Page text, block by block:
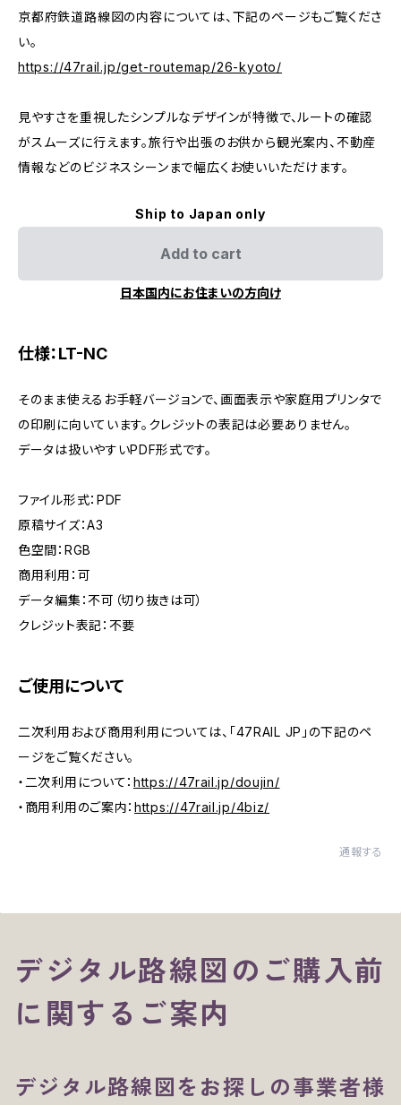
京都府鉄道路線図の内容については、下記のページもご覧くださ
い。
https://47rail.jp/get-routemap/26-kyoto/
見やすさを重視したシンプルなデザインが特徴で、ルートの確認
がスムーズに行えます。旅行や出張のお供から観光案内、不動産
情報などのビジネスシーンまで幅広くお使いいただけます。
Ship to Japan only
Add to cart
日本国内にお住まいの方向け
仕様：LT-NC
そのまま使えるお手軽バージョンで、画面表示や家庭用プリンタで
の印刷に向いています。クレジットの表記は必要ありません。
データは扱いやすいPDF形式です。
ファイル形式：PDF
原稿サイズ：A3
色空間：RGB
商用利用：可
データ編集：不可（切り抜きは可）
クレジット表記：不要
ご使用について
二次利用および商用利用については、「47RAIL JP」の下記のペ
ージをご覧ください。
・二次利用について： https://47rail.jp/doujin/
・商用利用のご案内： https://47rail.jp/4biz/
通報する
デジタル路線図のご購入前
に関するご案内
デジタル路線図をお探しの事業者様